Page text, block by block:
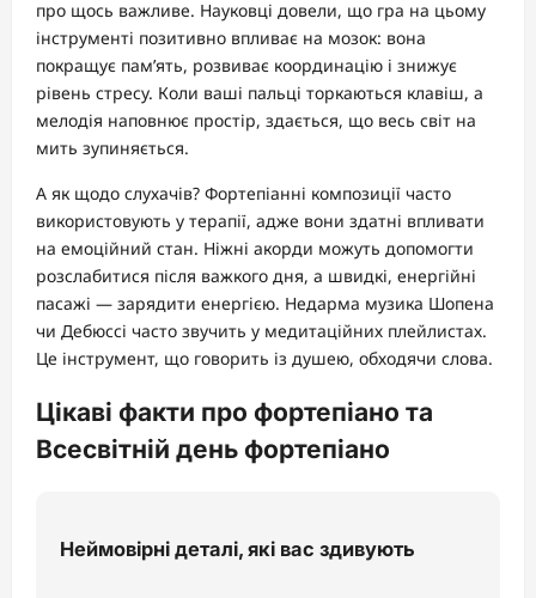
про щось важливе. Науковці довели, що гра на цьому
інструменті позитивно впливає на мозок: вона
покращує пам’ять, розвиває координацію і знижує
рівень стресу. Коли ваші пальці торкаються клавіш, а
мелодія наповнює простір, здається, що весь світ на
мить зупиняється.
А як щодо слухачів? Фортепіанні композиції часто
використовують у терапії, адже вони здатні впливати
на емоційний стан. Ніжні акорди можуть допомогти
розслабитися після важкого дня, а швидкі, енергійні
пасажі — зарядити енергією. Недарма музика Шопена
чи Дебюссі часто звучить у медитаційних плейлистах.
Це інструмент, що говорить із душею, обходячи слова.
Цікаві факти про фортепіано та
Всесвітній день фортепіано
Неймовірні деталі, які вас здивують